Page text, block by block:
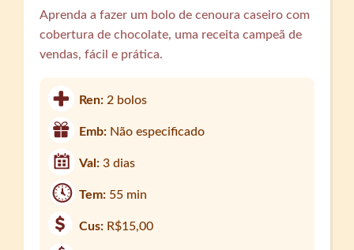
Aprenda a fazer um bolo de cenoura caseiro com
cobertura de chocolate, uma receita campeã de
vendas, fácil e prática.
Ren: 2 bolos
Emb: Não especificado
Val:3 dias
Tem: 55 min
Cus: R$15,00